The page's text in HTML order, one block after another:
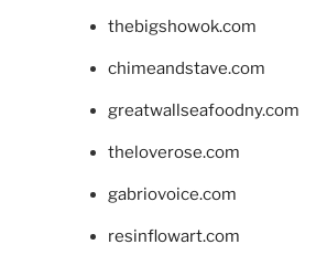
thebigshowok.com
chimeandstave.com
greatwallseafoodny.com
theloverose.com
gabriovoice.com
resinflowart.com